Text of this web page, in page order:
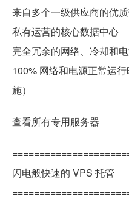
来自多个一级供应商的优
私有运营的核心数据中心
完全冗余的网络、冷却和
100% 网络和电源正常运
施）
查看所有专用服务器
闪电般快速的 VPS 托管